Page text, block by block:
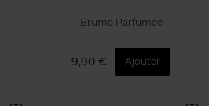
Brume Parfumée
9,90 € Ajouter